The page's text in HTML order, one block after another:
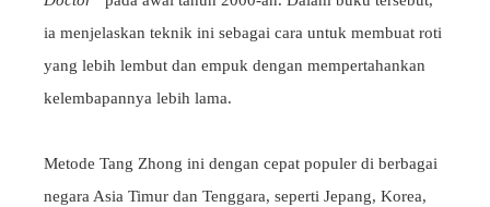
ia menjelaskan teknik ini sebagai cara untuk membuat roti
yang lebih lembut dan empuk dengan mempertahankan
kelembapannya lebih lama.
Metode Tang Zhong ini dengan cepat populer di berbagai
negara Asia Timur dan Tenggara, seperti Jepang, Korea,